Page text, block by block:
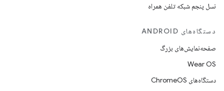
نسل پنجم شبکه تلفن همراه
دستگاه‌های ANDROID
صفحه‌نمایش‌های بزرگ
Wear OS
دستگاه‌های ChromeOS